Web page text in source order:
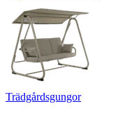
Trädgårdsgungor